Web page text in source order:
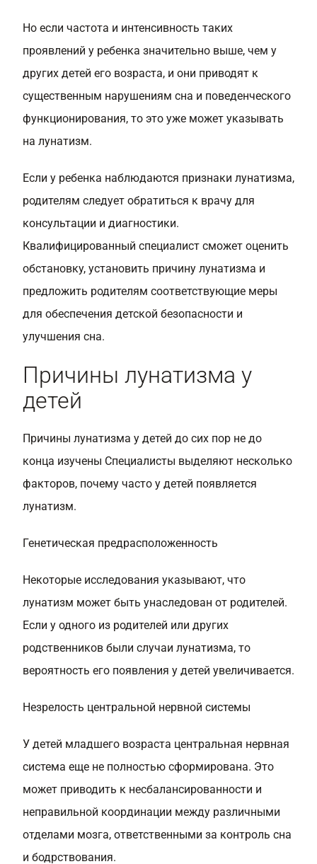
Но если частота и интенсивность таких
проявлений у ребенка значительно выше, чем у
других детей его возраста, и они приводят к
существенным нарушениям сна и поведенческого
функционирования, то это уже может указывать
на лунатизм.
Если у ребенка наблюдаются признаки лунатизма,
родителям следует обратиться к врачу для
консультации и диагностики.
Квалифицированный специалист сможет оценить
обстановку, установить причину лунатизма и
предложить родителям соответствующие меры
для обеспечения детской безопасности и
улучшения сна.
Причины лунатизма у
детей
Причины лунатизма у детей до сих пор не до
конца изучены Специалисты выделяют несколько
факторов, почему часто у детей появляется
лунатизм.
Генетическая предрасположенность
Некоторые исследования указывают, что
лунатизм может быть унаследован от родителей.
Если у одного из родителей или других
родственников были случаи лунатизма, то
вероятность его появления у детей увеличивается.
Незрелость центральной нервной системы
У детей младшего возраста центральная нервная
система еще не полностью сформирована. Это
может приводить к несбалансированности и
неправильной координации между различными
отделами мозга, ответственными за контроль сна
и бодрствования.